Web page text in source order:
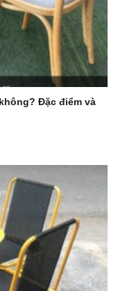
Đặc điểm và